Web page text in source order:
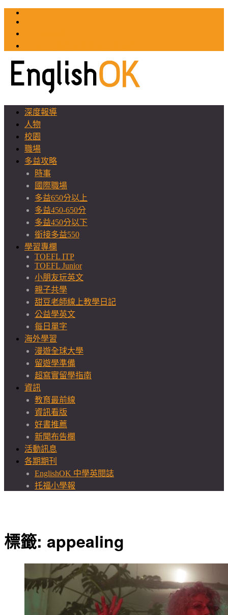
深度報導
人物
校園
職場
多益攻略
時事
國際職場
多益650分以上
多益450-650分
多益450分以下
銜接多益550
學習專欄
TOEFL ITP
TOEFL Junior
小朋友玩英文
親子共學
甜豆老師線上教學日記
公益學英文
每日單字
海外學習
漫遊全球大學
留遊學準備
超寫實留學指南
資訊
教育最前線
資訊看版
好書推薦
新聞布告欄
活動訊息
各期期刊
EnglishOK 中學英閱誌
托福小學報
標籤: appealing